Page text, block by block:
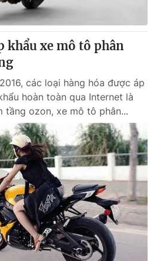
khẩu xe mô tô phân
các loại hàng hóa được áp
hoàn toàn qua Internet là
tầng ozon, xe mô tô phân...